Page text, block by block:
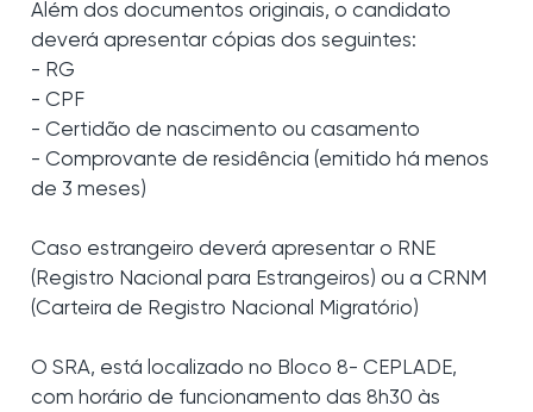
Além dos documentos originais, o candidato
deverá apresentar cópias dos seguintes:
- RG
- CPF
- Certidão de nascimento ou casamento
- Comprovante de residência (emitido há menos
de 3 meses)
Caso estrangeiro deverá apresentar o RNE
(Registro Nacional para Estrangeiros) ou a CRNM
(Carteira de Registro Nacional Migratório)
O SRA, está localizado no Bloco 8- CEPLADE,
com horário de funcionamento das 8h30 às